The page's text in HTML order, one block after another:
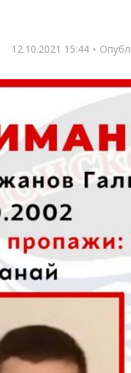
12.10.2021 15:44